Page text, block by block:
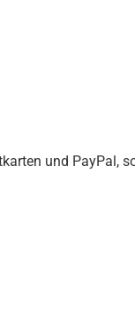
und PayPal,